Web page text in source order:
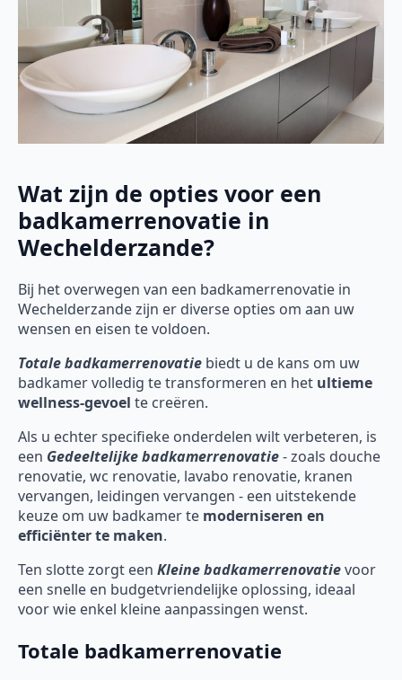
Wat zijn de opties voor een
badkamerrenovatie in
Wechelderzande?
Bij het overwegen van een badkamerrenovatie in
Wechelderzande zijn er diverse opties om aan uw
wensen en eisen te voldoen.
Totale badkamerrenovatie biedt u de kans om uw
badkamer volledig te transformeren en het ultieme
wellness-gevoel te creëren.
Als u echter specifieke onderdelen wilt verbeteren, is
een Gedeeltelijke badkamerrenovatie- zoals douche
renovatie, wc renovatie, lavabo renovatie, kranen
vervangen, leidingen vervangen - een uitstekende
keuze om uw badkamer te moderniseren en
efficiënter te maken.
Ten slotte zorgt een Kleine badkamerrenovatievoor
een snelle en budgetvriendelijke oplossing, ideaal
voor wie enkel kleine aanpassingen wenst.
Totale badkamerrenovatie